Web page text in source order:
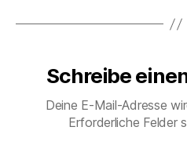
Schreibe
Deine E-Mail-Adresse
Erforderliche Felder